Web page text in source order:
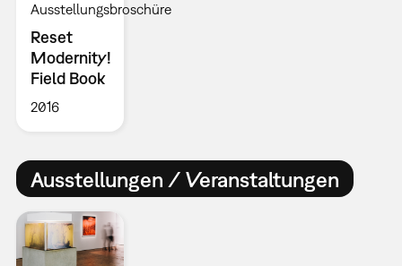
Ausstellungsbroschüre
Reset
Modernity!
Field Book
2016
Ausstellungen / Veranstaltungen